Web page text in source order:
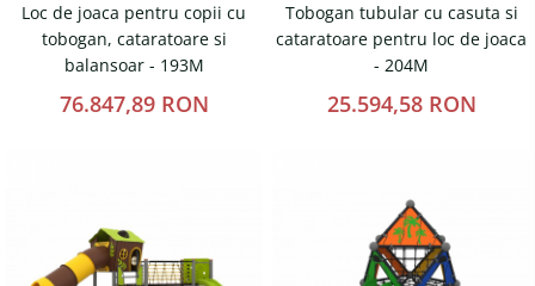
Loc de joaca pentru copii cu
tobogan, cataratoare si
balansoar - 193M
76.847,89 RON
Tobogan tubular cu casuta si
cataratoare pentru loc de joaca
- 204M
25.594,58 RON